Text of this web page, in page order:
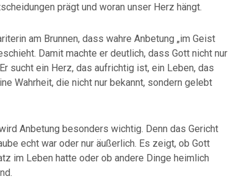
prägt und woran unser Herz hängt.
am Brunnen, dass wahre Anbetung „im Geist
Damit machte er deutlich, dass Gott nicht nur
sucht ein Herz, das aufrichtig ist, ein Leben, das
Wahrheit, die nicht nur bekannt, sondern gelebt
Anbetung besonders wichtig. Denn das Gericht
echt war oder nur äußerlich. Es zeigt, ob Gott
im Leben hatte oder ob andere Dinge heimlich